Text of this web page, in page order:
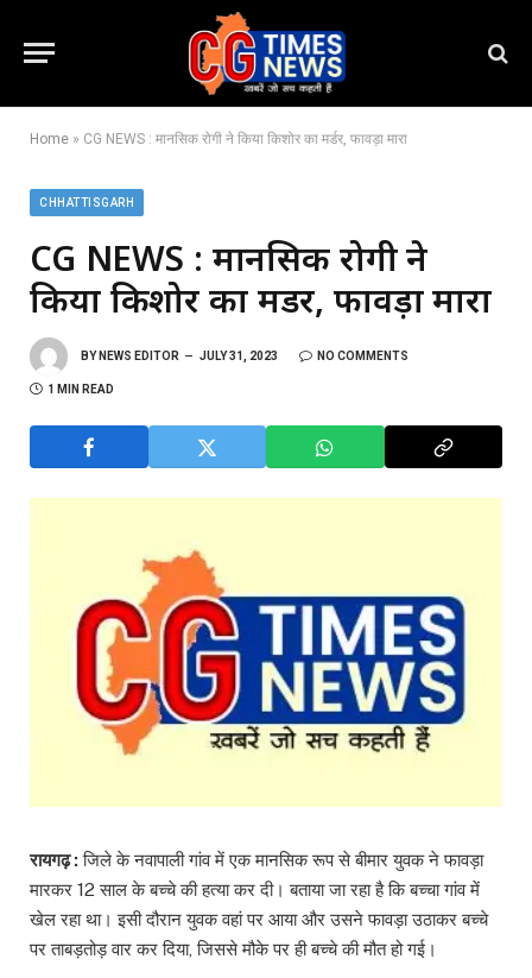
Home » CG NEWS : मानसिक रोगी ने किया किशोर का मर्डर, फावड़ा मारा
CHHATTISGARH
CG NEWS : मानसिक रोगी ने
किया किशोर का मर्डर, फावड़ा मारा
BY NEWS EDITOR JULY 31, 2023 NO COMMENTS
1 MIN READ
रायगढ़ :जिले के नवापाली गांव में एक मानसिक रूप से बीमार युवक ने फावड़ा
मारकर 12 साल के बच्चे की हत्या कर दी। बताया जा रहा है कि बच्चा गांव में
खेल रहा था। इसी दौरान युवक वहां पर आया और उसने फावड़ा उठाकर बच्चे
पर ताबड़तोड़ वार कर दिया, जिससे मौके पर ही बच्चे की मौत हो गई।